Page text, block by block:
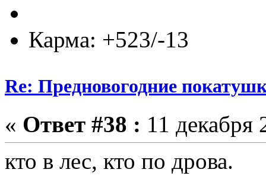
Карма: +523/-13
Re: Предновогодние
« Ответ #38 : 11 декабря
кто в лес, кто по дрова.